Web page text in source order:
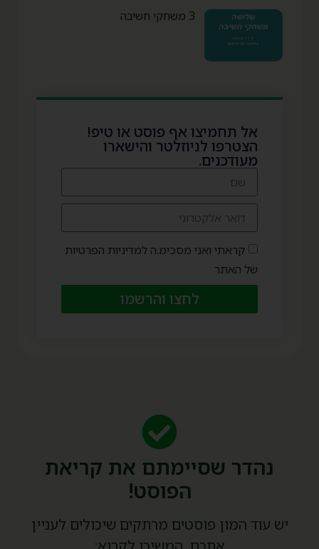
אל תחמיצו אף פוסט או טיפ!
הצטרפו לניוזלטר והישארו
מעודכנים.
קראתי ואני מסכימ.ה למדיניות הפרטיות
של האתר
לחצו והרשמו
נהדר שסיימתם את קריאת
הפוסט!
יש עוד המון פוסטים מרתקים שיכולים לעניין